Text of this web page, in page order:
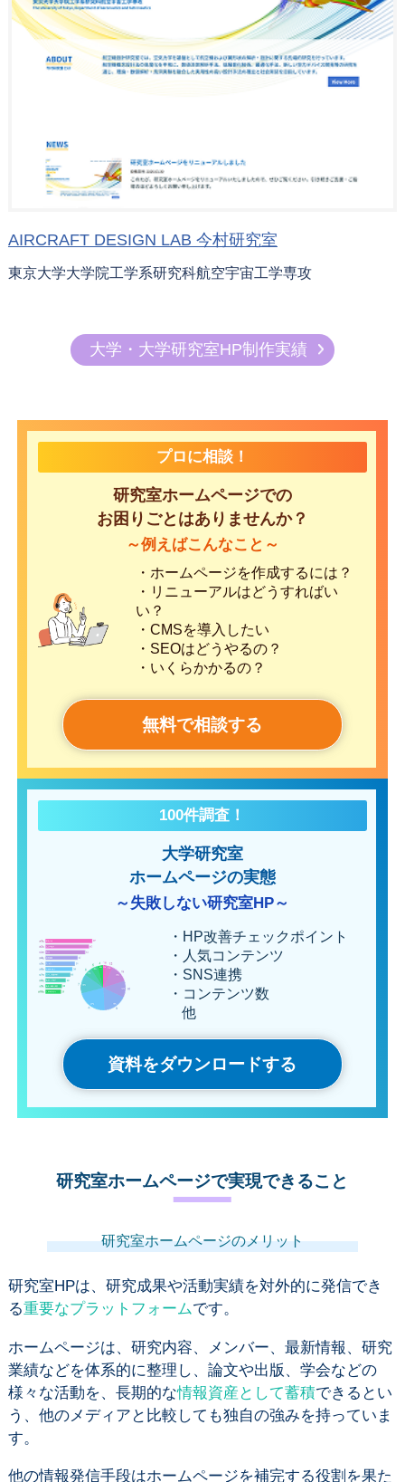
AIRCRAFT DESIGN LAB 今村研究室
東京大学大学院工学系研究科航空宇宙工学専攻
大学・大学研究室HP制作実績
プロに相談！
研究室ホームページでの
お困りごとはありませんか？
～例えばこんなこと～
・ホームページを作成するには？
・リニューアルはどうすればい
い？
・CMSを導入したい
・SEOはどうやるの？
・いくらかかるの？
無料で相談する
100件調査！
大学研究室
ホームページの実態
～失敗しない研究室HP～
・HP改善チェックポイント
・人気コンテンツ
・SNS連携
・コンテンツ数
他
資料をダウンロードする
研究室ホームページで実現できること
研究室ホームページのメリット
研究室HPは、研究成果や活動実績を対外的に発信でき
る重要なプラットフォームです。
ホームページは、研究内容、メンバー、最新情報、研究
業績などを体系的に整理し、論文や出版、学会などの
様々な活動を、長期的な情報資産として蓄積できるとい
う、他のメディアと比較しても独自の強みを持っていま
す。
他の情報発信手段はホームページを補完する役割を果た